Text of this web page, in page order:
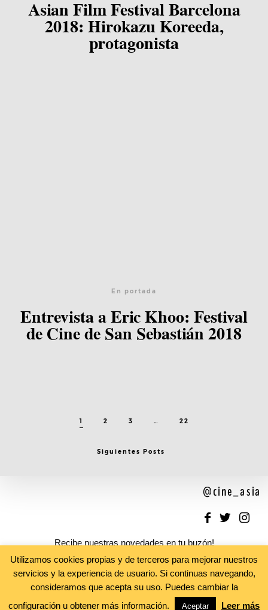
Asian Film Festival Barcelona
2018: Hirokazu Koreeda,
protagonista
En portada
Entrevista a Eric Khoo: Festival
de Cine de San Sebastián 2018
1 2 3 … 22
Siguientes Posts
@cine_asia
Recibe nuestras novedades en tu buzón!
Newsletter
Utilizamos cookies propias y de terceros para mejorar nuestros
servicios y la experiencia de usuario. Si continuas navegando,
consideramos que acepta su uso. Puedes cambiar la
configuración u obtener más información.
Aceptar Leer más